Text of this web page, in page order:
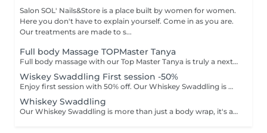
Salon SOL' Nails&Store is a place built by women for women.
Here you don't have to explain yourself. Come in as you are.
Our treatments are made to s...
Full body Massage TOPMaster Tanya
Full body massage with our Top Master Tanya is truly a next-level experience. With more than 10 years of professional experience, she has an exceptional understanding of the body and its individual needs. Tanya adapts her technique exactly to what your body requires, often sensing it even before you do. This type of massage is designed to release tension, improve circulation, and promote deep relaxation. The treatment typically focuses on the back, shoulders, arms, legs, and other key tension areas, using smooth, flowing, and soothing massage techniques. Result: a feeling of lightness, relaxation, and renewed body comfort. Recommended frequency: from once a week to once a month, depending on your personal needs and stress level.
Wiskey Swaddling First session -50%
Enjoy first session with 50% off. Our Whiskey Swaddling is more than just a body wrap, it's a full-body ritual designed to detox, tone, and deeply nourish your skin. We tailor the wrap to your needs using active-rich formulas, then wrap you in bandages, film, and warmth to boost results. The gentle contrast in temperature combined with potent actives works wonders and the results speak for themselves: Benefits: -Body detox & inch loss -Firmer, smoother skin -Improved tone & circulation
Whiskey Swaddling
Our Whiskey Swaddling is more than just a body wrap, it's a full-body ritual designed to detox, tone, and deeply nourish your skin. We tailor the wrap to your needs using active-rich formulas, then wrap you in bandages, film, and warmth to boost results. The gentle contrast in temperature combined with potent actives works wonders and the results speak for themselves: Benefits: -Body detox & inch loss -Firmer, smoother skin -Improved tone & circulation